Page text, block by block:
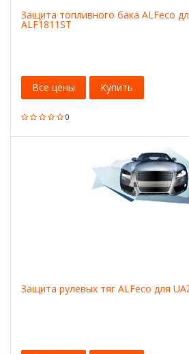
Защита топливного бака ALFeco
ALF1811ST
0
Все цены Купить
Защита рулевых тяг ALFeco для